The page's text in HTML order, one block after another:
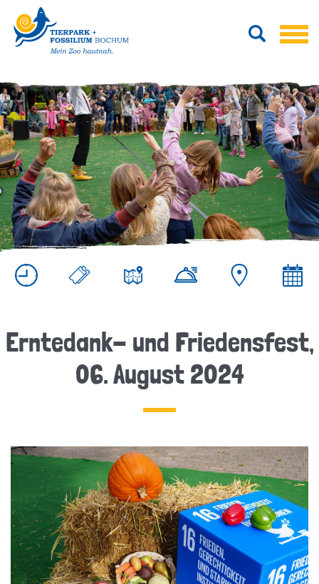
Erntedank- und Friedensfest,
06. August 2024